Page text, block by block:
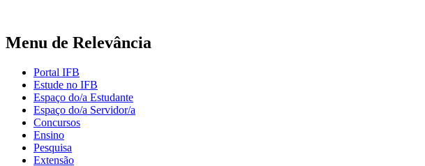
Menu de Relevância
Portal IFB
Estude no IFB
Espaço do/a Estudante
Espaço do/a Servidor/a
Concursos
Ensino
Pesquisa
Extensão